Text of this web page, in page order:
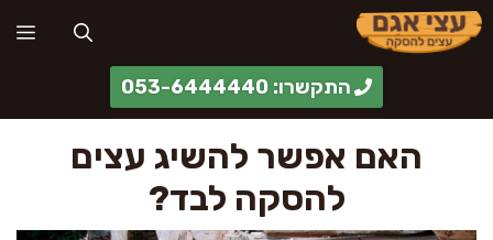
לדלג
לתוכן
התקשרו: 053-6444440
האם אפשר להשיג עצים
להסקה לבד?